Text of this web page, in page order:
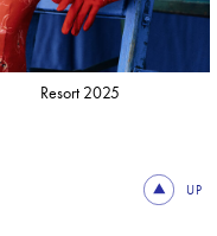
Resort 2025
UP